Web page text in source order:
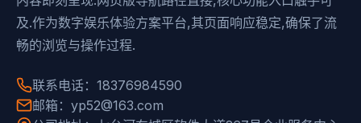
及.作为数字娱乐体验方案平台,其页面响应稳定,确保了流
畅的浏览与操作过程.
联系电话：18376984590
邮箱：yp52@163.com